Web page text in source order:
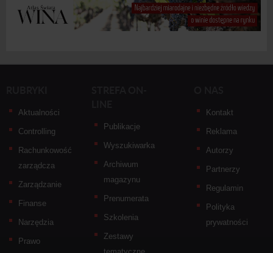
Aktualności
Controlling
Rachunkowość
zarządcza
Zarządzanie
Finanse
Narzędzia
Prawo
Publikacje
Wyszukiwarka
Archiwum
magazynu
Prenumerata
Szkolenia
Zestawy
Kontakt
Reklama
Autorzy
Partnerzy
Regulamin
Polityka
prywatności